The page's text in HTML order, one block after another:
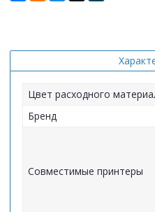
Цвет расходного
Бренд
Совместимые принтеры